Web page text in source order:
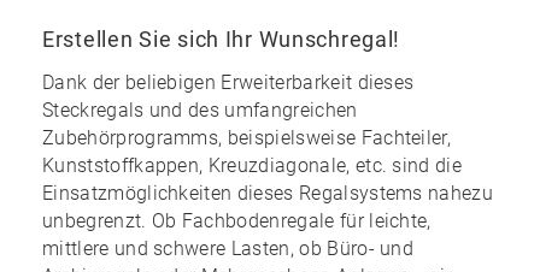
Erstellen Sie sich Ihr Wunschregal!
Dank der beliebigen Erweiterbarkeit dieses
Steckregals und des umfangreichen
Zubehörprogramms, beispielsweise Fachteiler,
Kunststoffkappen, Kreuzdiagonale, etc. sind die
Einsatzmöglichkeiten dieses Regalsystems nahezu
unbegrenzt. Ob Fachbodenregale für leichte,
mittlere und schwere Lasten, ob Büro- und